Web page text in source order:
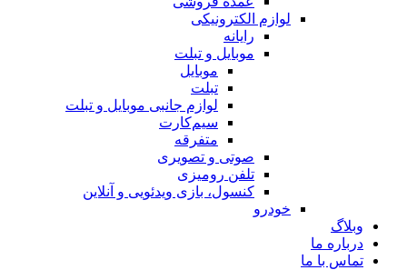
لوازم الکترونیکی
رایانه
موبایل و تبلت
موبایل
تبلت
لوازم جانبی موبایل و تبلت
سیم‌کارت
متفرقه
صوتی و تصویری
تلفن رومیزی
کنسول، بازی‌ ویدئویی و آنلاین
خودرو
وبلاگ
درباره ما
تماس با ما